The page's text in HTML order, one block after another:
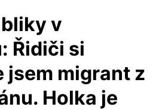
v
Řidiči si
jsem migrant z
Holka je